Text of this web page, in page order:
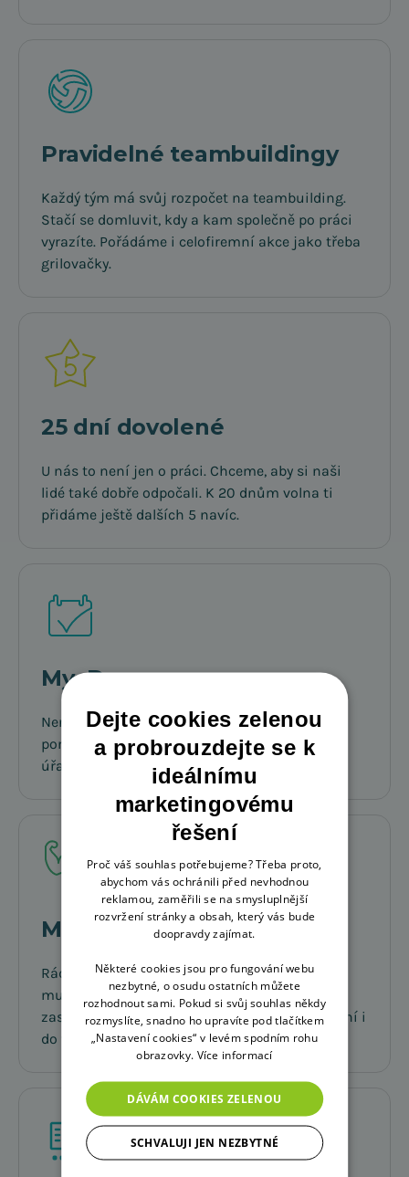
Pravidelné teambuildingy
Každý tým má svůj rozpočet na teambuilding.
Stačí se domluvit, kdy a kam společně po práci
vyrazíte. Pořádáme i celofiremní akce jako třeba
grilovačky.
25 dní dovolené
U nás to není jen o práci. Chceme, aby si naši
lidé také dobře odpočali. K 20 dnům volna ti
přidáme ještě dalších 5 navíc.
My Days
Není ti nejlíp, ale víš, že jeden den v posteli ti
pomůže? Nebo si potřebuješ něco zařídit na
úřadě či v bance? Vezmi si My Day.
Multisport
Rád si po práci protáhneš tělo? Pořídíme ti
multisportku, díky které si za pár korun
zasportuješ. Dáváš přednost relaxu? Můžeš s ní i
do wellness.
Dejte cookies zelenou
a probrouzdejte se k
ideálnímu
marketingovému
řešení
Proč váš souhlas potřebujeme? Třeba proto,
abychom vás ochránili před nevhodnou
reklamou, zaměřili se na smysluplnější
rozvržení stránky a obsah, který vás bude
doopravdy zajímat.
Některé cookies jsou pro fungování webu
nezbytné, o osudu ostatních můžete
rozhodnout sami. Pokud si svůj souhlas někdy
rozmyslíte, snadno ho upravíte pod tlačítkem
„Nastavení cookies“ v levém spodním rohu
obrazovky. Více informací
DÁVÁM COOKIES ZELENOU
SCHVALUJI JEN NEZBYTNÉ